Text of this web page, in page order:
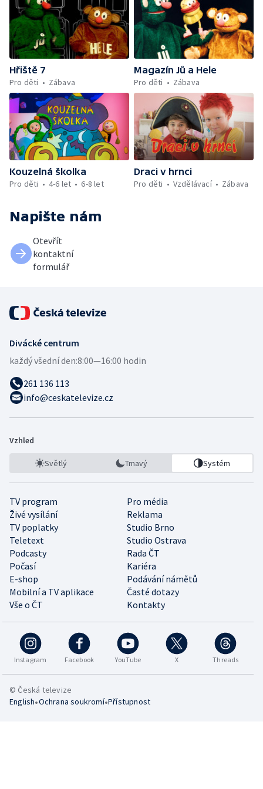
společně s Jůheláky a Mufem zpívají
oslavnou píseň k narozeninám. — 1) Na závěr
si přeje vzpomínkovou písničku i vzácný
host – Jirka Chalupa 1
Hřiště 7
Pro děti
Zábava
Magazín Jů a Hele
Pro děti
Zábava
Kouzelná školka
Pro děti
4-6 let 6-8 let
Draci v hrnci
Pro děti
Vzdělávací Zábava
Napište nám
Otevřít
kontaktní
formulář
Divácké centrum
každý všední den:8:00—16:00 hodin
261 136 113
info@ceskatelevize.cz
Vzhled
Světlý Tmavý Systém
TV program
Pro média
Živé vysílání
Reklama
TV poplatky
Studio Brno
Teletext
Studio Ostrava
Podcasty
Rada ČT
Počasí
Kariéra
E-shop
Podávání námětů
Mobilní a TV aplikace
Časté dotazy
Vše o ČT
Kontakty
Instagram Facebook YouTube X Threads
© Česká televize
English•Ochrana soukromí•Přístupnost